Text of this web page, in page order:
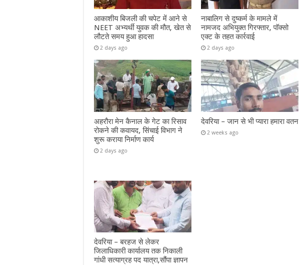
आकाशीय बिजली की चपेट में आने से
NEET अभ्यर्थी युवक की मौत, खेत से
लौटते समय हुआ हादसा
2 days ago
नाबालिग से दुष्कर्म के मामले में
नामजद अभियुक्त गिरफ्तार, पॉक्सो
एक्ट के तहत कार्रवाई
2 days ago
अहरौरा मेन कैनाल के गेट का रिसाव
रोकने की कवायद, सिंचाई विभाग ने
शुरू कराया निर्माण कार्य
2 days ago
देवरिया – जान से भी प्यारा हमारा वतन
2 weeks ago
देवरिया – बरहज से लेकर
जिलाधिकारी कार्यालय तक निकाली
गांधी सत्याग्रह पद यात्रा,सौंपा ज्ञापन